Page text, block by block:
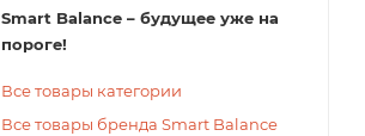
Smart Balance – будущее уже на
пороге!
Все товары категории
Все товары бренда Smart Balance